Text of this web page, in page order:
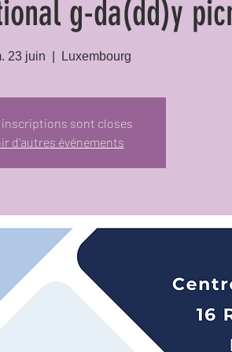
g-da(dd)y
23 juin Luxembourg
inscriptions sont closes
d'autres événements